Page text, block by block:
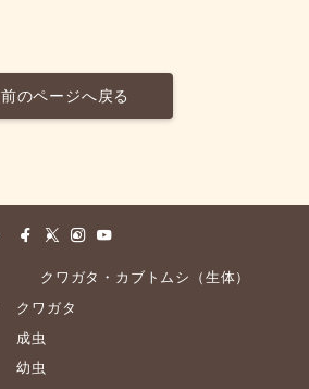
前のページへ戻る
クワガタ・カブトムシ（生体）
クワガタ
成虫
幼虫